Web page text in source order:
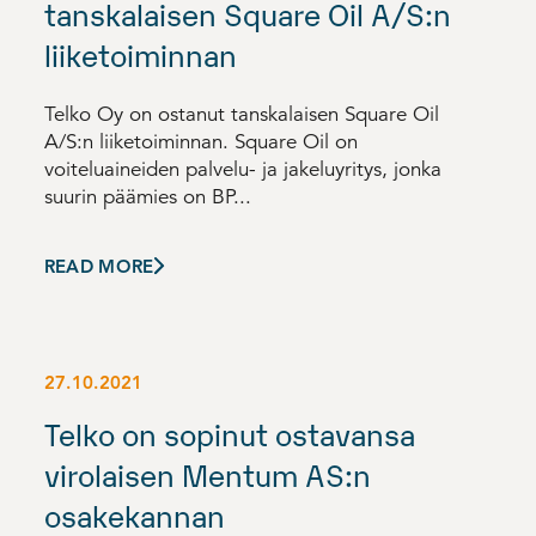
tanskalaisen Square Oil A/S:n
liiketoiminnan
Telko Oy on ostanut tanskalaisen Square Oil
A/S:n liiketoiminnan. Square Oil on
voiteluaineiden palvelu- ja jakeluyritys, jonka
suurin päämies on BP...
READ MORE
27.10.2021
Telko on sopinut ostavansa
virolaisen Mentum AS:n
osakekannan